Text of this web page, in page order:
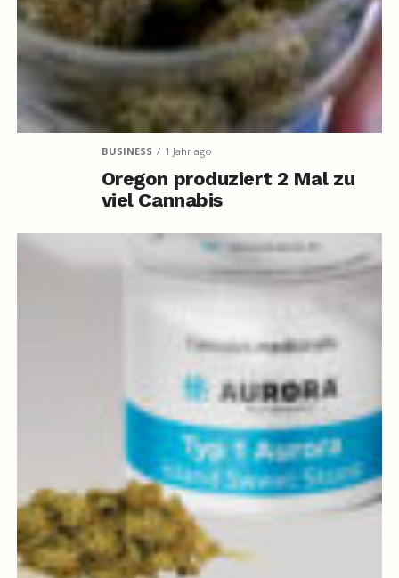
BUSINESS 1 Jahr ago
Oregon produziert 2 Mal zu
viel Cannabis